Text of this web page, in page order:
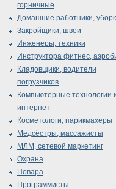
горничные
Домашние работники,
Закройщики, швеи
Инженеры, техники
Инструктора фитнес,
Кладовщики, водители
погрузчиков
Компьютерные технологии
интернет
Косметологи, парикмахеры
Медсёстры, массажисты
МЛМ, сетевой маркетинг
Охрана
Повара
Программисты